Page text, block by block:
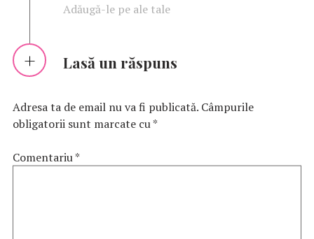
Adăugă-le pe ale tale
Lasă un răspuns
Adresa ta de email nu va fi publicată. Câmpurile
obligatorii sunt marcate cu*
Comentariu*